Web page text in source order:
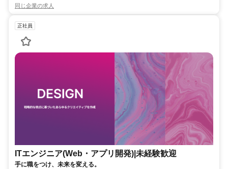
同じ企業の求人
正社員
ITエンジニア(Web・アプリ開発)|未経験歓迎
手に職をつけ、未来を変える。